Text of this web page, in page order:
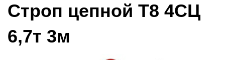
Строп цепной Т8 4СЦ
6,7т 3м